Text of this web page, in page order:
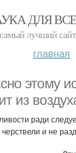
ДЛЯ
самый лучший
главная
этому
из
ради
и не